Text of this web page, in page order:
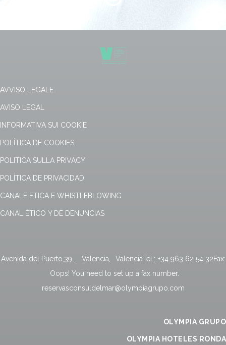
AVVISO LEGALE
AVISO LEGAL
INFORMATIVA SUI COOKIE
POLÍTICA DE COOKIES
POLITICA SULLA PRIVACY
POLÍTICA DE PRIVACIDAD
CANALE ETICA E WHISTLEBLOWING
CANAL ÉTICO Y DE DENUNCIAS
Avenida del Puerto,39 . Valencia, ValenciaTel.: +34 963 62 54 32Fax:
Oops! You need to set up a fax number.
reservasconsuldelmar@olympiagrupo.com
OLYMPIA GRUPO
OLYMPIA HOTELES RONDA